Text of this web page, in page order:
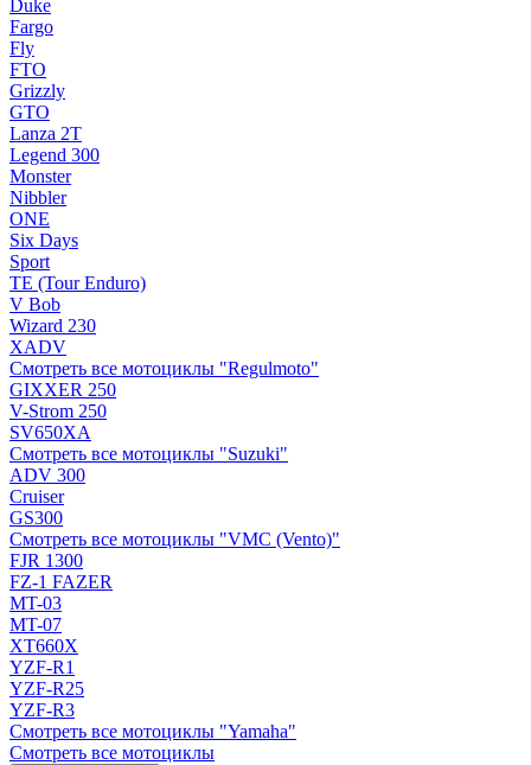
Duke
Fargo
Fly
FTO
Grizzly
GTO
Lanza 2T
Legend 300
Monster
Nibbler
ONE
Six Days
Sport
TE (Tour Enduro)
V Bob
Wizard 230
XADV
Смотреть все мотоциклы "Regulmoto"
GIXXER 250
V-Strom 250
SV650XA
Смотреть все мотоциклы "Suzuki"
ADV 300
Cruiser
GS300
Смотреть все мотоциклы "VMC (Vento)"
FJR 1300
FZ-1 FAZER
MT-03
MT-07
XT660X
YZF-R1
YZF-R25
YZF-R3
Смотреть все мотоциклы "Yamaha"
Смотреть все мотоциклы